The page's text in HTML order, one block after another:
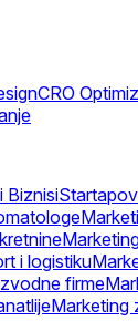
CRO
Biznisi
i logistiku
firme
Marketing